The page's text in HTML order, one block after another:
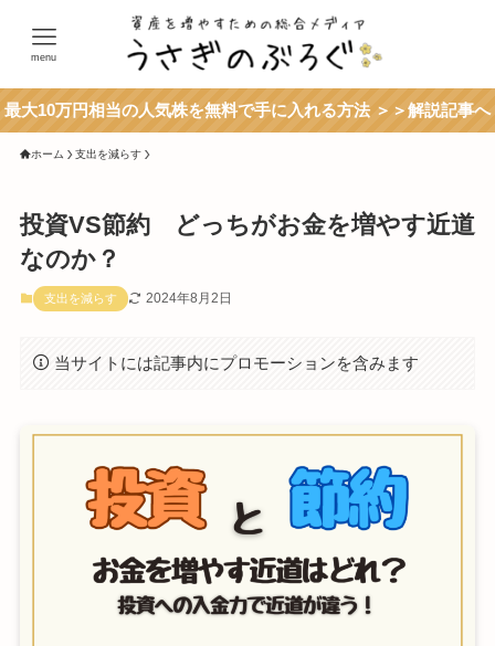
menu
最大10万円相当の人気株を無料で手に入れる方法 ＞＞解説記事へ
ホーム 支出を減らす
投資VS節約 どっちがお金を増やす近道
なのか？
支出を減らす 2024年8月2日
当サイトには記事内にプロモーションを含みます